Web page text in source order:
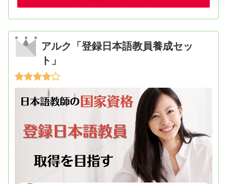
アルク「登録日本語教員養成セッ
ト」